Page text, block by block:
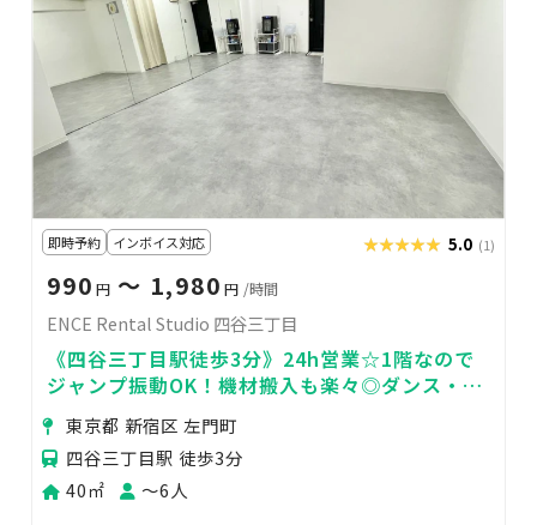
即時予約 インボイス対応 ★★★★★
★★★★★ 5.0 (1)
990 円 〜 1,980 円 /時間
ENCE Rental Studio 四谷三丁目
《四谷三丁目駅徒歩3分》24h営業☆1階なので
ジャンプ振動OK！機材搬入も楽々◎ダンス・ヨ
ガ・演劇・ポージング・撮影などに最適！
東京都 新宿区 左門町
四谷三丁目駅 徒歩3分
40㎡
〜6人